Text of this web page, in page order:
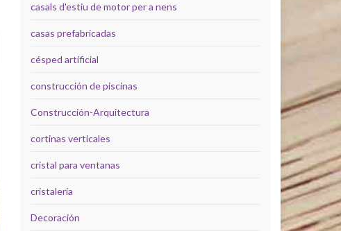
casals d'estiu de motor per a nens
casas prefabricadas
césped artificial
construcción de piscinas
Construcción-Arquitectura
cortinas verticales
cristal para ventanas
cristalería
Decoración